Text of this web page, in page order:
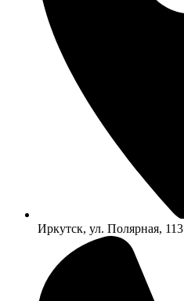
Иркутск, ул. Полярная, 113